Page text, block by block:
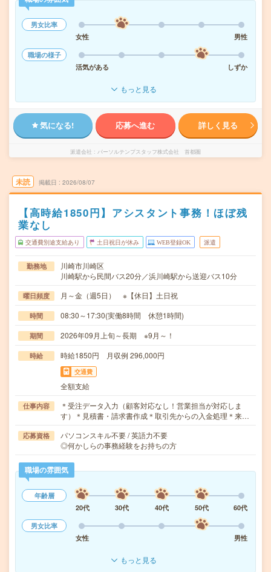
男女比率
女性
男性
職場の様子
活気がある
しずか
もっと見る
気になる! 応募へ進む 詳しく見る
派遣会社 パーソルテンプスタッフ株式会社 首都圏
未読 掲載日 2026/08/07
【高時給1850円】アシスタント事務！ほぼ残
業なし
交通費別途支給あり 土日祝日が休み WEB登録OK 派遣
勤務地
川崎市川崎区
川崎駅から民間バス20分／浜川崎駅から送迎バス10分
曜日頻度 月～金（週5日） ※【休日】土日祝
時間 08:30～17:30(実働8時間 休憩1時間)
期間 2026年09月上旬～長期 ※9月～！
時給 時給1850円 月収例 296,000円
交通費
全額支給
仕事内容
＊受注データ入力（顧客対応なし！営業担当が対応しま
す）＊見積書・請求書作成＊取引先からの入金処理＊来…
応募資格
パソコンスキル不要 / 英語力不要
◎何かしらの事務経験をお持ちの方
職場の雰囲気
年齢層
20代
30代 40代 50代
60代
男女比率
女性
男性
もっと見る